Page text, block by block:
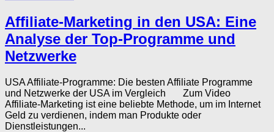
Affiliate-Marketing in den USA: Eine
Analyse der Top-Programme und
Netzwerke
USA Affiliate-Programme: Die besten Affiliate Programme
und Netzwerke der USA im Vergleich Zum Video
Affiliate-Marketing ist eine beliebte Methode, um im Internet
Geld zu verdienen, indem man Produkte oder
Dienstleistungen...